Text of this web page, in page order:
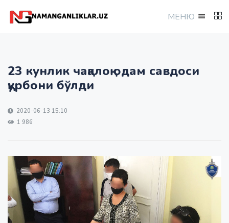
МEНЮ
23 кунлик чақалоқ одам савдоси
қурбони бўлди
2020-06-13 15:10
1 986